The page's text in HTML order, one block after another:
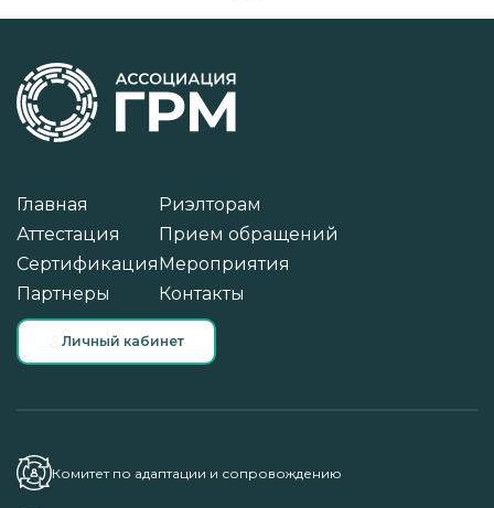
Главная
Аттестация
Сертификация
Партнеры
Риэлторам
Прием обращений
Мероприятия
Контакты
Личный кабинет
Комитет по адаптации и сопровождению